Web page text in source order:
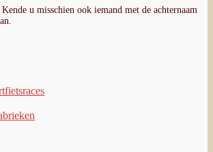
u misschien ook iemand met de achternaam